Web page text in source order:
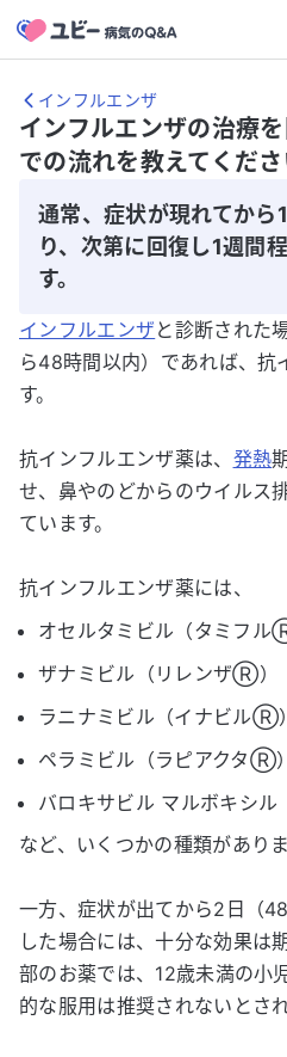
インフルエンザ
インフルエンザの治療
での流れを教えてくださ
通常、症状が現れてから
り、次第に回復し1週間
す。
インフルエンザ と診断された
ら48時間以内）であれば、抗
す。
抗インフルエンザ薬は、 発熱
せ、鼻やのどからのウイルス
ています。
抗インフルエンザ薬には、
オセルタミビル（タミフル
ザナミビル（リレンザⓇ）
ラニナミビル（イナビルⓇ）
ペラミビル（ラピアクタⓇ）
バロキサビル マルボキシ
など、いくつかの種類がありま
一方、症状が出てから2日（
した場合には、十分な効果は
部のお薬では、12歳未満の小
的な服用は推奨されないとされ